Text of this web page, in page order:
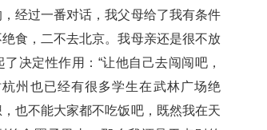
经过一番对话，我父母给了我有条件
食，二不去北京。我母亲还是很不放
决定性作用：“让他自己去闯闯吧，
州也已经有很多学生在武林广场绝
也不能大家都不吃饭吧，既然我在天